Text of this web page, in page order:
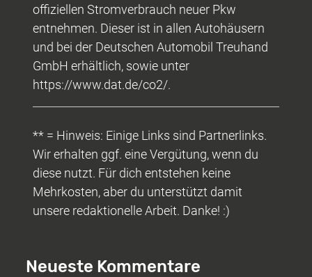
offiziellen Stromverbrauch neuer Pkw
entnehmen. Dieser ist in allen Autohäusern
und bei der Deutschen Automobil Treuhand
GmbH erhältlich, sowie unter
https://www.dat.de/co2/.
** = Hinweis: Einige Links sind Partnerlinks.
Wir erhalten ggf. eine Vergütung, wenn du
diese nutzt. Für dich entstehen keine
Mehrkosten, aber du unterstützt damit
unsere redaktionelle Arbeit. Danke! :)
Neueste Kommentare